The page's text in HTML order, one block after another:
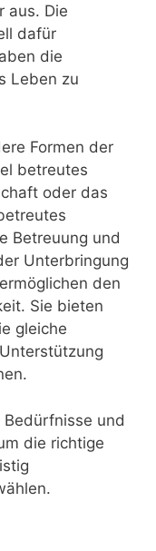
aus. Die
dafür
die
Leben zu
Formen der
betreutes
oder das
Betreuung und
Unterbringung
den
Sie bieten
gleiche
und
die richtige